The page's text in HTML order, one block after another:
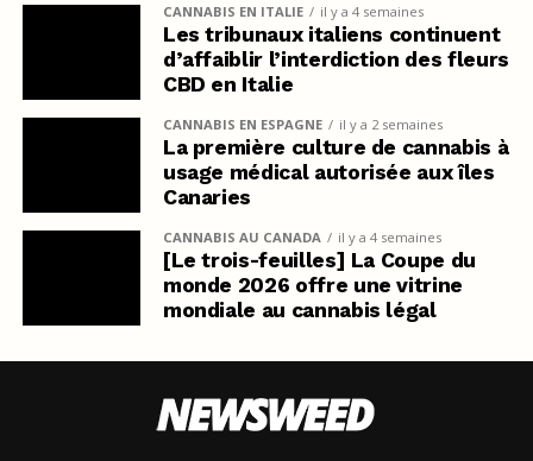
CANNABIS EN ITALIE il y a 4 semaines
Les tribunaux italiens continuent
d’affaiblir l’interdiction des fleurs
CBD en Italie
CANNABIS EN ESPAGNE il y a 2 semaines
La première culture de cannabis à
usage médical autorisée aux îles
Canaries
CANNABIS AU CANADA il y a 4 semaines
[Le trois-feuilles] La Coupe du
monde 2026 offre une vitrine
mondiale au cannabis légal